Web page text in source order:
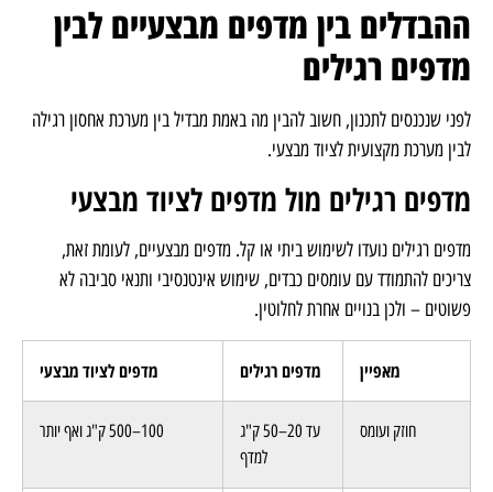
ההבדלים בין מדפים מבצעיים לבין
מדפים רגילים
לפני שנכנסים לתכנון, חשוב להבין מה באמת מבדיל בין מערכת אחסון רגילה
לבין מערכת מקצועית לציוד מבצעי.
מדפים רגילים מול מדפים לציוד מבצעי
מדפים רגילים נועדו לשימוש ביתי או קל. מדפים מבצעיים, לעומת זאת,
צריכים להתמודד עם עומסים כבדים, שימוש אינטנסיבי ותנאי סביבה לא
פשוטים – ולכן בנויים אחרת לחלוטין.
מאפיין מדפים רגילים מדפים לציוד מבצעי
חוזק ועומס
עד 20–50 ק"ג
למדף
100–500 ק"ג ואף יותר